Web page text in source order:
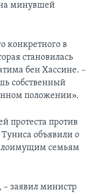
на минувшей
конкретного в
становилась
бен Хассине. –
собственный
положении».
протеста против
объявили о
семьям
– заявил министр